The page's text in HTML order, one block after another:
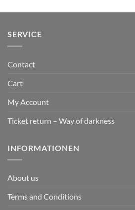
SERVICE
Contact
Cart
My Account
Ticket return – Way of darkness
INFORMATIONEN
About us
Terms and Conditions